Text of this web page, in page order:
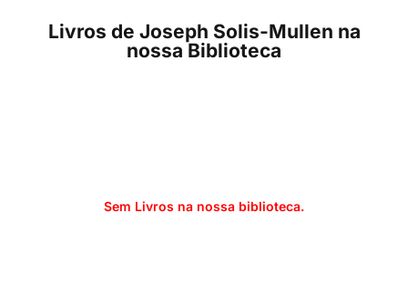
Livros de Joseph Solis-Mullen na
nossa Biblioteca
Sem Livros na nossa biblioteca.